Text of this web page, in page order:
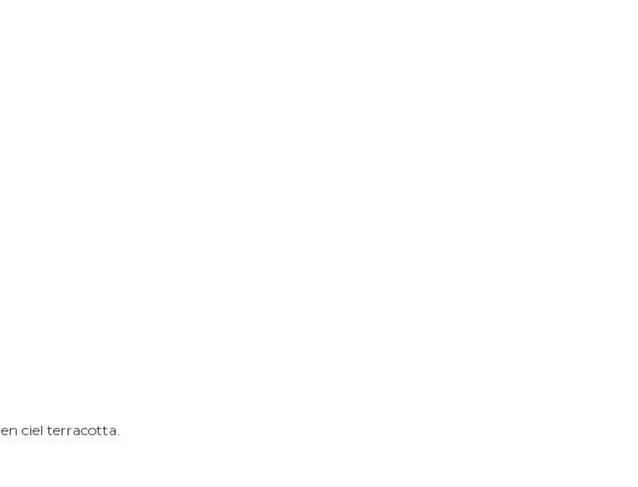
ciel terracotta.